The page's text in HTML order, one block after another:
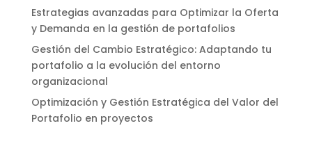
Estrategias avanzadas para Optimizar la Oferta
y Demanda en la gestión de portafolios
Gestión del Cambio Estratégico: Adaptando tu
portafolio a la evolución del entorno
organizacional
Optimización y Gestión Estratégica del Valor del
Portafolio en proyectos